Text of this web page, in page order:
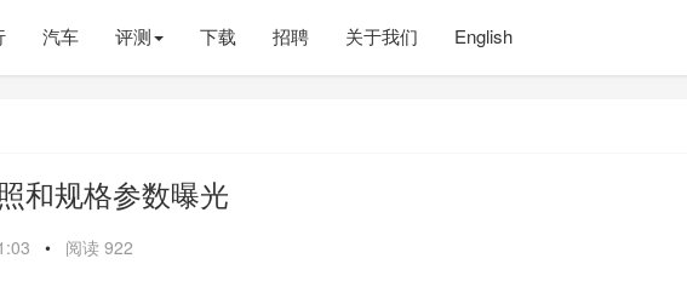
汽车 评测 下载 招聘 关于我们 English
和规格参数曝光
• 阅读 922